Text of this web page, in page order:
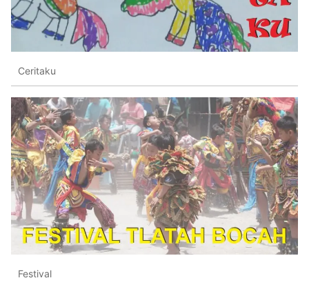
Ceritaku
Festival